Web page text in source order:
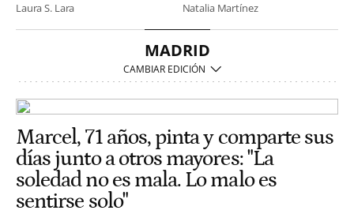
Laura S. Lara Natalia Martínez
MADRID
Marcel, 71 años, pinta y comparte sus
días junto a otros mayores: "La
soledad no es mala. Lo malo es
sentirse solo"